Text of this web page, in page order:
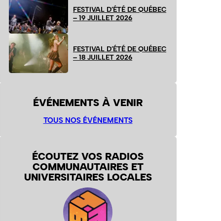
FESTIVAL D’ÉTÉ DE QUÉBEC
– 19 JUILLET 2026
FESTIVAL D’ÉTÉ DE QUÉBEC
– 18 JUILLET 2026
ÉVÉNEMENTS À VENIR
TOUS NOS ÉVÉNEMENTS
ÉCOUTEZ VOS RADIOS
COMMUNAUTAIRES ET
UNIVERSITAIRES LOCALES